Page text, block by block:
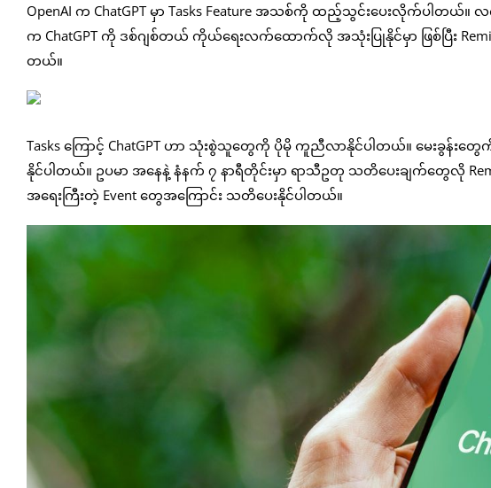
OpenAI က ChatGPT မှာ Tasks Feature အသစ်ကို ထည့်သွင်းပေးလိုက်ပါတယ်။
က ChatGPT ကို ဒစ်ဂျစ်တယ် ကိုယ်ရေးလက်ထောက်လို အသုံးပြုနိုင်မှာ ဖြစ်ပြီး
တယ်။
Tasks ကြောင့် ChatGPT ဟာ သုံးစွဲသူတွေကို ပိုမို ကူညီလာနိုင်ပါတယ်။ မေးခွ
နိုင်ပါတယ်။ ဥပမာ အနေနဲ့ နံနက် ၇ နာရီတိုင်းမှာ ရာသီဥတု သတိပေးချက်တွေလို
အရေးကြီးတဲ့ Event တွေအကြောင်း သတိပေးနိုင်ပါတယ်။